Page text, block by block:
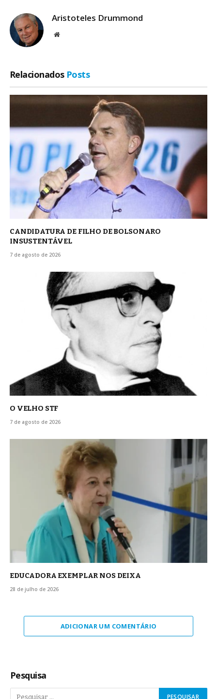
Aristoteles Drummond
Site
Relacionados Posts
CANDIDATURA DE FILHO DE BOLSONARO
INSUSTENTÁVEL
7 de agosto de 2026
O VELHO STF
7 de agosto de 2026
EDUCADORA EXEMPLAR NOS DEIXA
28 de julho de 2026
ADICIONAR UM COMENTÁRIO
Pesquisa